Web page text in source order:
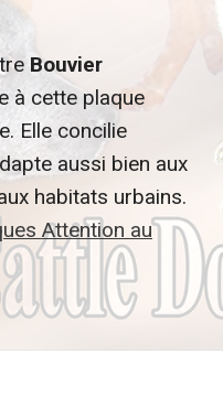
Bouvier
à cette plaque
Elle concilie
aussi bien aux
habitats urbains.
Attention au